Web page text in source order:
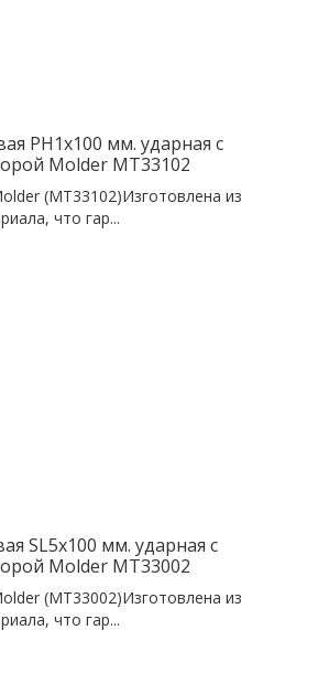
PH1х100 мм. ударная с
Molder MT33102
(MT33102)Изготовлена из
что гар...
SL5х100 мм. ударная с
Molder MT33002
(MT33002)Изготовлена из
что гар...